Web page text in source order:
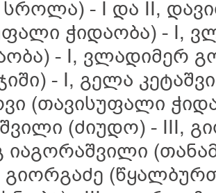
სროლა) - I და II,
ჭიდაობა) - I,
- I, ვლადიმერ
- I, გელა
(თავისუფალი
(ძიუდო) - III,
იაგორაშვილი